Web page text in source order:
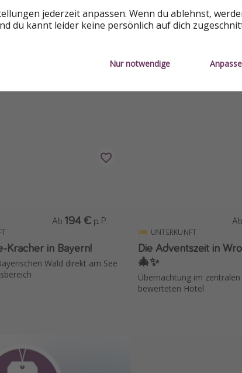
Kracher in Bayern!
Wald direkt am See
Ab 194 € p. P.
UNTERKUNFT
Die Adventszeit in
🎄✨
Übernachtung im
bewerteten Hotel
Ab
jederzeit anpassen. Wenn du ablehnst,
du kannt leider keine persönlich auf dich
Nur notwendige